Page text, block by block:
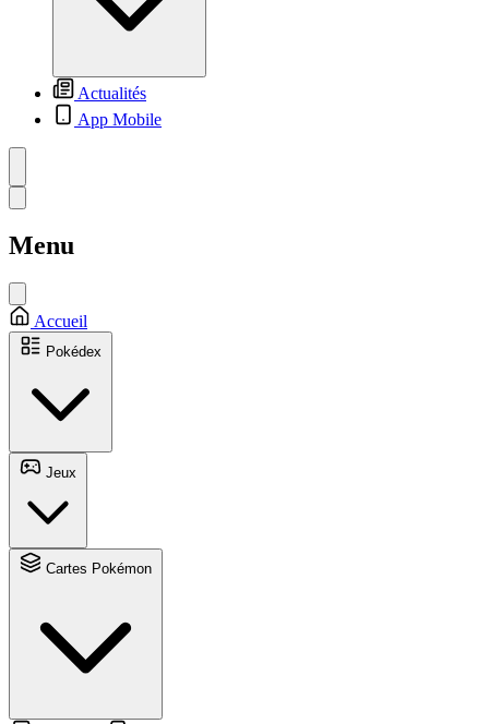
Actualités
App Mobile
Menu
Accueil